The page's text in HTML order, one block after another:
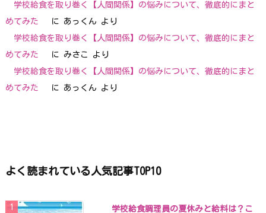
学校給食を取り巻く【人間関係】の悩みについて、徹底的にまと
めてみた
に あっくん より
学校給食を取り巻く【人間関係】の悩みについて、徹底的にまと
めてみた
に みさこ
より
学校給食を取り巻く【人間関係】の悩みについて、徹底的にまと
めてみた
に あっくん より
よく読まれている人気記事TOP10
学校給食調理員の夏休みと給料は？こ